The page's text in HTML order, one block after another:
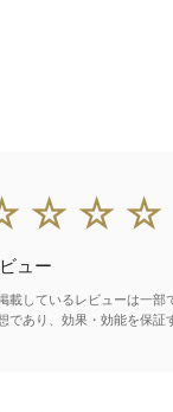
ュー
載しているレビューは一部
であり、効果・効能を保証